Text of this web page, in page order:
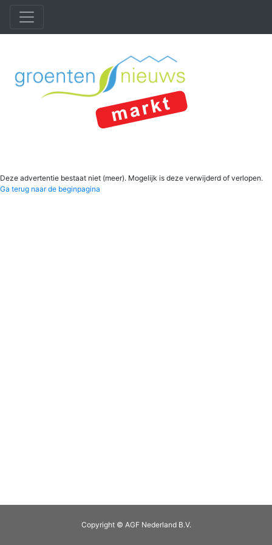
Deze advertentie bestaat niet (meer). Mogelijk is deze verwijderd of verlopen.
Ga terug naar de beginpagina
Copyright © AGF Nederland B.V.